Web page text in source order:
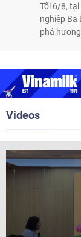
Tối 6/8, tại
nghiệp Ba
phá
Videos